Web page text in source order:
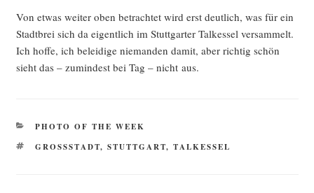
Von etwas wei­ter oben betrach­tet wird erst deut­lich, was für ein
Stadt­brei sich da eigent­lich im Stutt­gar­ter Tal­kes­sel ver­sam­melt.
Ich hof­fe, ich belei­di­ge nie­man­den damit, aber rich­tig schön
sieht das – zumin­dest bei Tag – nicht aus.
KATEGORIEN
PHOTO OF THE WEEK
SCHLAGWÖRTER
GROSSSTADT , STUTTGART, TALKESSEL